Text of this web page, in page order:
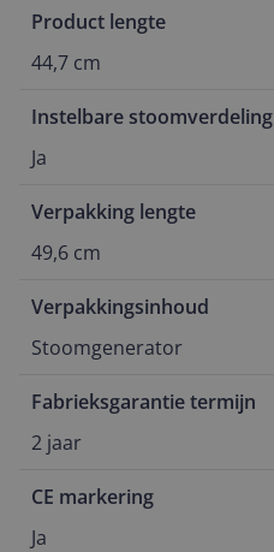
Product lengte
44,7 cm
Instelbare stoomverdeling
Ja
Verpakking lengte
49,6 cm
Verpakkingsinhoud
Stoomgenerator
Fabrieksgarantie termijn
2 jaar
CE markering
Ja